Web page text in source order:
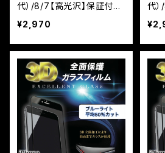
代）/8/7【高光沢】保証付き
ガラスフィルム『鎧』3D全面
フルカバー ブラック
¥2,970
代
きガ
面